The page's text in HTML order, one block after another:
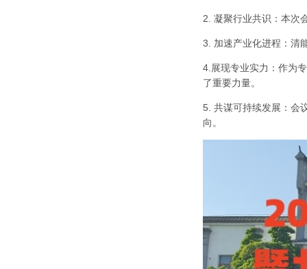
2. 凝聚行业共识：本次
3. 加速产业化进程：清
4. 展现专业实力：作为
了重要力量。
5. 共谋可持续发展：会
向。